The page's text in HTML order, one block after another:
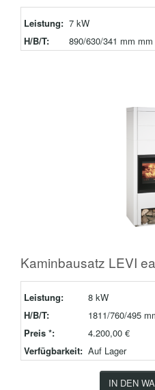
Leistung: 7 kW
H/B/T:
890/630/341 mm mm
Kaminbausatz LEVI
Leistung:
8 kW
H/B/T:
1811/760/495
Preis *:
4.200,00 €
Verfügbarkeit: Auf Lager
IN DEN